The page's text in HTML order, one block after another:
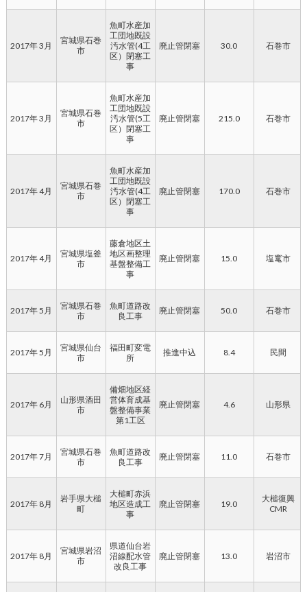
2017年 3月
宮城県石巻
市
魚町水産加
工団地既設
汚水管(4工
区）閉塞工
事
廃止管閉塞 30.0 石巻市
2017年 3月
宮城県石巻
市
魚町水産加
工団地既設
汚水管(5工
区）閉塞工
事
廃止管閉塞 215.0 石巻市
2017年 4月
宮城県石巻
市
魚町水産加
工団地既設
汚水管(4工
区）閉塞工
事
廃止管閉塞 170.0 石巻市
2017年 4月
宮城県塩釜
市
藤倉地区土
地区画整理
基盤整備工
事
廃止管閉塞 15.0 塩竃市
2017年 5月
宮城県石巻
市
魚町道路改
良工事
廃止管閉塞 50.0 石巻市
2017年 5月
宮城県仙台
市
福田町変電
所
推進中込 8.4 民間
2017年 6月
山形県酒田
市
備畑地区経
営体育成基
盤整備事業
第1工区
廃止管閉塞 4.6 山形県
2017年 7月
宮城県石巻
市
魚町道路改
良工事
廃止管閉塞 11.0 石巻市
2017年 8月
岩手県大槌
町
大槌町赤浜
地区造成工
事
廃止管閉塞 19.0
大槌復興
CMR
2017年 8月
宮城県岩沼
市
県道仙台岩
沼線配水管
改良工事
廃止管閉塞 13.0 岩沼市